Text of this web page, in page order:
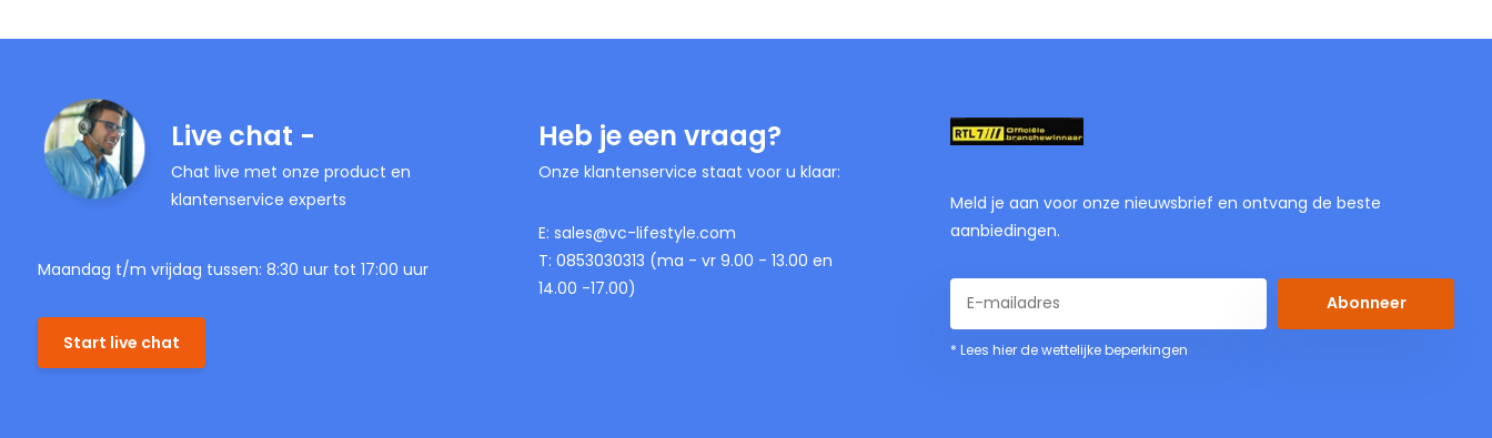
Live chat -
Chat live met onze product en
klantenservice experts
Maandag t/m vrijdag tussen: 8:30 uur tot 17:00 uur
Start live chat
Heb je een vraag?
Onze klantenservice staat voor u klaar:
E: sales@vc-lifestyle.com
T: 0853030313 (ma - vr 9.00 - 13.00 en
14.00 -17.00)
Meld je aan voor onze nieuwsbrief en ontvang de beste
aanbiedingen.
Abonneer
* Lees hier de wettelijke beperkingen